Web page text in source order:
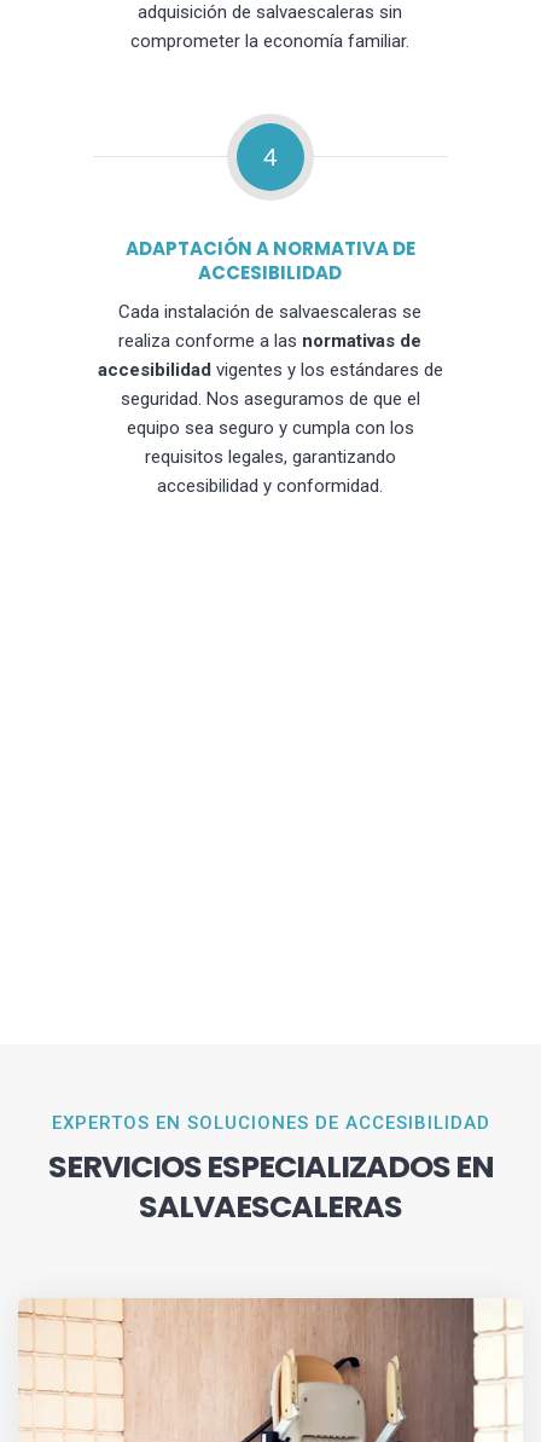
adquisición de salvaescaleras sin
comprometer la economía familiar.
4
ADAPTACIÓN A NORMATIVA DE
ACCESIBILIDAD
Cada instalación de salvaescaleras se
realiza conforme a las normativas de
accesibilidad vigentes y los estándares de
seguridad. Nos aseguramos de que el
equipo sea seguro y cumpla con los
requisitos legales, garantizando
accesibilidad y conformidad.
EXPERTOS EN SOLUCIONES DE ACCESIBILIDAD
SERVICIOS ESPECIALIZADOS EN
SALVAESCALERAS